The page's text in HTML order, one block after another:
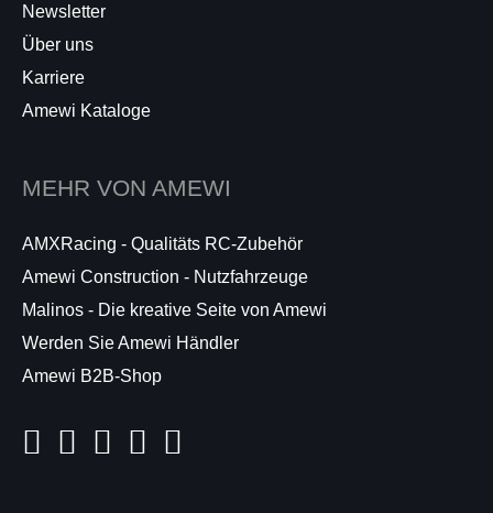
Newsletter
Über uns
Karriere
Amewi Kataloge
MEHR VON AMEWI
AMXRacing - Qualitäts RC-Zubehör
Amewi Construction - Nutzfahrzeuge
Malinos - Die kreative Seite von Amewi
Werden Sie Amewi Händler
Amewi B2B-Shop